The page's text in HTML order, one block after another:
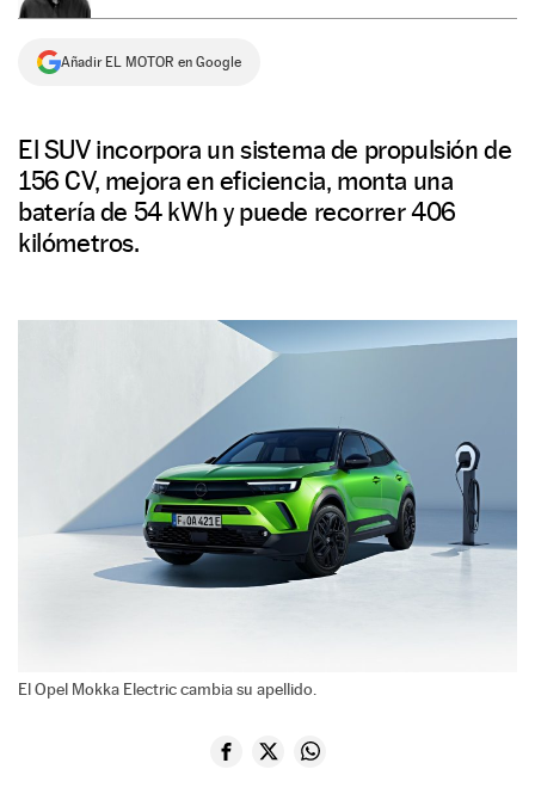
Añadir EL MOTOR en Google
El SUV incorpora un sistema de propulsión de
156 CV, mejora en eficiencia, monta una
batería de 54 kWh y puede recorrer 406
kilómetros.
El Opel Mokka Electric cambia su apellido.